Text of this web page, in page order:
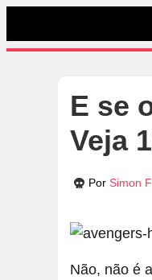
E se
Veja
Por Simon
Não, não é